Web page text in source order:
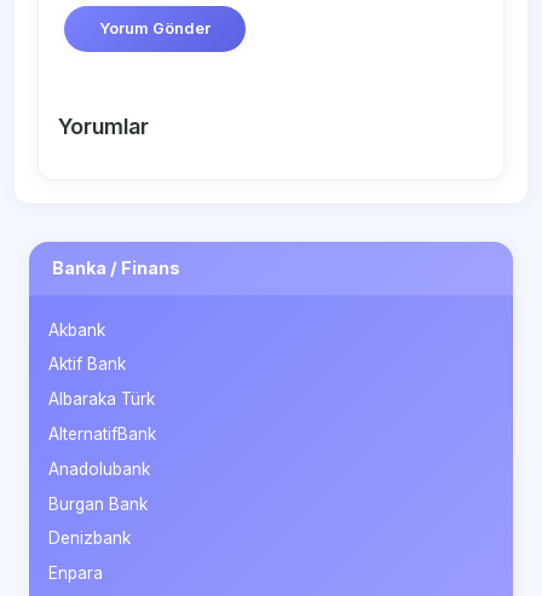
Yorum Gönder
Yorumlar
Banka / Finans
Akbank
Aktif Bank
Albaraka Türk
AlternatifBank
Anadolubank
Burgan Bank
Denizbank
Enpara